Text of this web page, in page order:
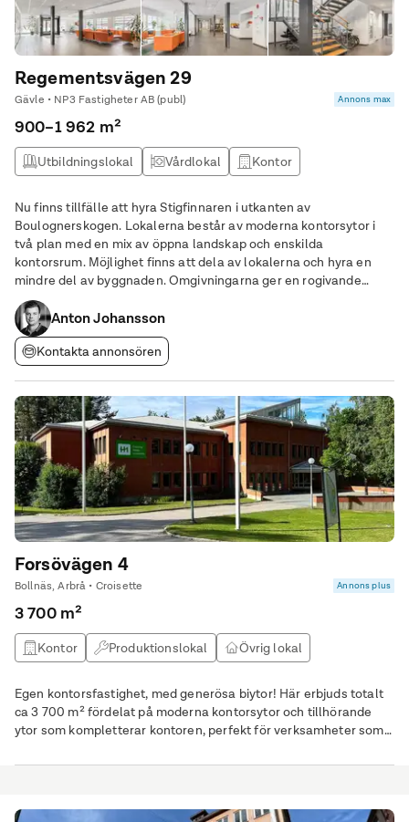
Regementsvägen 29
Gävle • NP3 Fastigheter AB (publ) Annons max
900–1 962 m²
Utbildningslokal Vårdlokal
Kontor
Nu finns tillfälle att hyra Stigfinnaren i utkanten av
Boulognerskogen. Lokalerna består av moderna kontorsytor i
två plan med en mix av öppna landskap och enskilda
kontorsrum. Möjlighet finns att dela av lokalerna och hyra en
mindre del av byggnaden. Omgivningarna ger en rogivande
arbetsmiljö med grönska precis utanför arbetsplatsernas
fönster. Utanför det stora lunchrummet finns också en fin
Anton Johansson
Kontakta annonsören
Forsövägen 4
Bollnäs, Arbrå • Croisette Annons plus
3 700 m²
Kontor Produktionslokal
Övrig lokal
Egen kontorsfastighet, med generösa biytor! Här erbjuds totalt
ca 3 700 m² fördelat på moderna kontorsytor och tillhörande
ytor som kompletterar kontoren, perfekt för verksamheter som